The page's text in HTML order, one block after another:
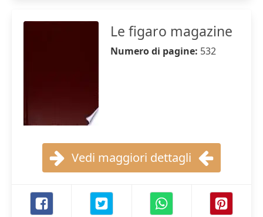
Le figaro magazine
Numero di pagine: 532
Vedi maggiori dettagli